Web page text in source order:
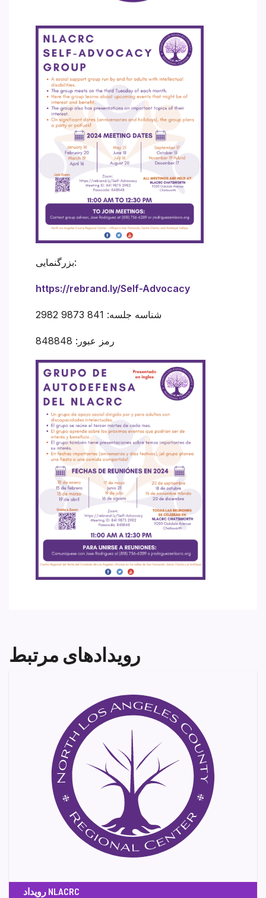
بزرگنمایی:
https://rebrand.ly/Self-Advocacy
شناسه جلسه: 841 9873 2982
رمز عبور: 848848
رویدادهای مرتبط
رویداد NLACRC